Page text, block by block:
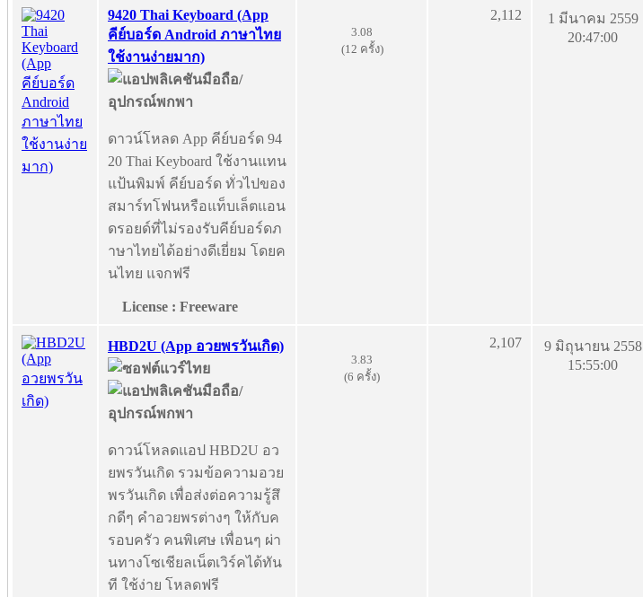
9420 Thai Keyboard (App
คีย์บอร์ด Android ภาษาไทย
ใช้งานง่ายมาก)
ดาวน์โหลด App คีย์บอร์ด 94
20 Thai Keyboard ใช้งานแทน
แป้นพิมพ์ คีย์บอร์ด ทั่วไปของ
สมาร์ทโฟนหรือแท็บเล็ตแอน
ดรอยด์ที่ไม่รองรับคีย์บอร์ดภ
าษาไทยได้อย่างดีเยี่ยม โดยค
นไทย แจกฟรี
License : Freeware
3.08
(12 ครั้ง)
2,112
1 มีนาคม 2559
20:47:00
HBD2U (App อวยพรวันเกิด)
ดาวน์โหลดแอป HBD2U อว
ยพรวันเกิด รวมข้อความอวย
พรวันเกิด เพื่อส่งต่อความรู้สึ
กดีๆ คำอวยพรต่างๆ ให้กับค
รอบครัว คนพิเศษ เพื่อนๆ ผ่า
นทางโซเชียลเน็ตเวิร์คได้ทัน
ที ใช้ง่าย โหลดฟรี
3.83
(6 ครั้ง)
2,107
9 มิถุนายน 2558
15:55:00